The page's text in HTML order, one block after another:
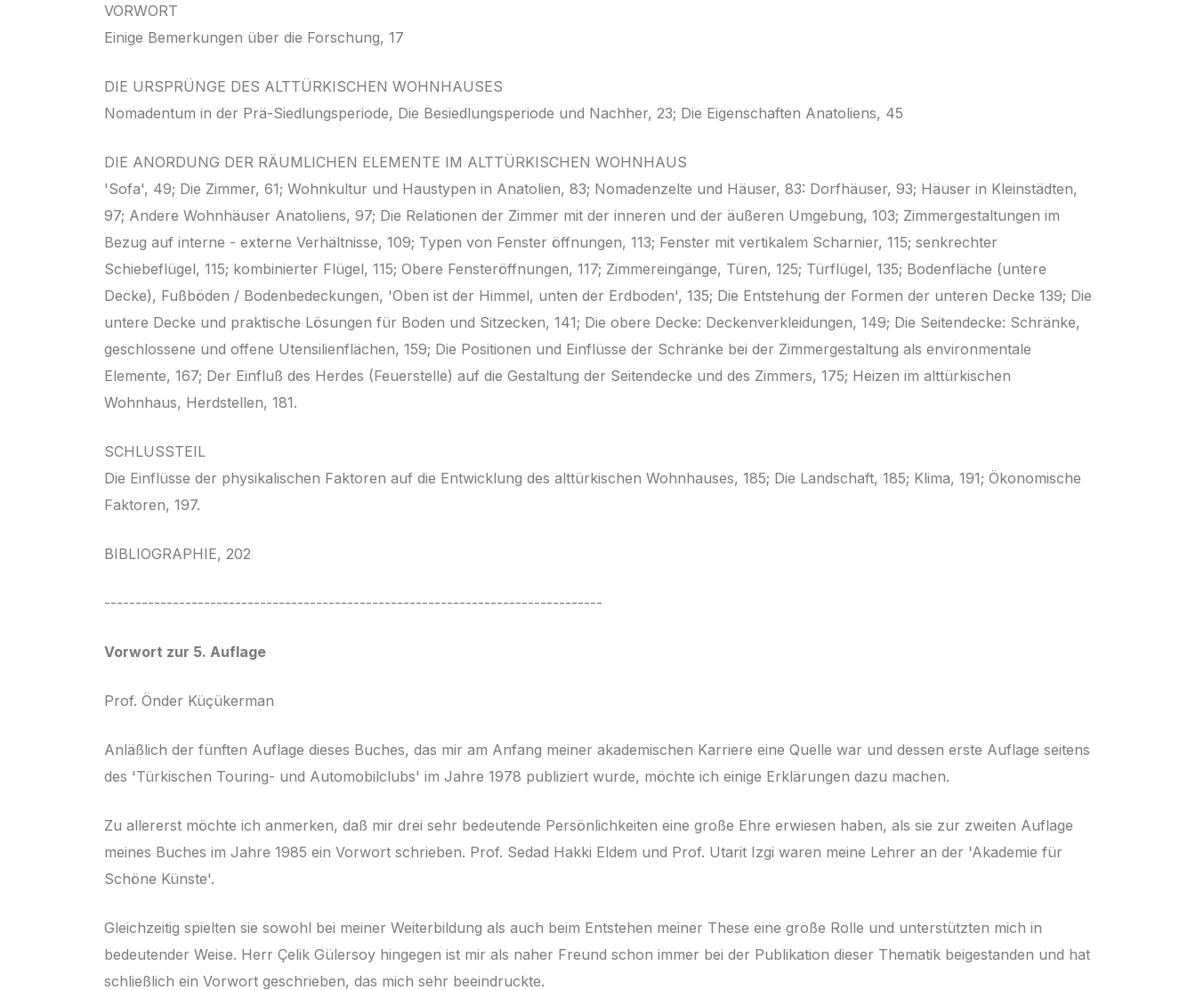
VORWORT
Einige Bemerkungen über die Forschung, 17
DIE URSPRÜNGE DES ALTTÜRKISCHEN WOHNHAUSES
Nomadentum in der Prä-Siedlungsperiode, Die Besiedlungsperiode und Nachher, 23; Die Eigenschaften Anatoliens, 45
DIE ANORDUNG DER RÄUMLICHEN ELEMENTE IM ALTTÜRKISCHEN WOHNHAUS
'Sofa', 49; Die Zimmer, 61; Wohnkultur und Haustypen in Anatolien, 83; Nomadenzelte und Häuser, 83: Dorfhäuser, 93; Häuser in Kleinstädten,
97; Andere Wohnhäuser Anatoliens, 97; Die Relationen der Zimmer mit der inneren und der äußeren Umgebung, 103; Zimmergestaltungen im
Bezug auf interne - externe Verhältnisse, 109; Typen von Fenster öffnungen, 113; Fenster mit vertikalem Scharnier, 115; senkrechter
Schiebeflügel, 115; kombinierter Flügel, 115; Obere Fensteröffnungen, 117; Zimmereingänge, Türen, 125; Türflügel, 135; Bodenfläche (untere
Decke), Fußböden / Bodenbedeckungen, 'Oben ist der Himmel, unten der Erdboden', 135; Die Entstehung der Formen der unteren Decke 139; Die
untere Decke und praktische Lösungen für Boden und Sitzecken, 141; Die obere Decke: Deckenverkleidungen, 149; Die Seitendecke: Schränke,
geschlossene und offene Utensilienflächen, 159; Die Positionen und Einflüsse der Schränke bei der Zimmergestaltung als environmentale
Elemente, 167; Der Einfluß des Herdes (Feuerstelle) auf die Gestaltung der Seitendecke und des Zimmers, 175; Heizen im alttürkischen
Wohnhaus, Herdstellen, 181.
SCHLUSSTEIL
Die Einflüsse der physikalischen Faktoren auf die Entwicklung des alttürkischen Wohnhauses, 185; Die Landschaft, 185; Klima, 191; Ökonomische
Faktoren, 197.
BIBLIOGRAPHIE, 202
--------------------------------------------------------------------------------
Vorwort zur 5. Auflage
Prof. Önder Küçükerman
Anläßlich der fünften Auflage dieses Buches, das mir am Anfang meiner akademischen Karriere eine Quelle war und dessen erste Auflage seitens
des 'Türkischen Touring- und Automobilclubs' im Jahre 1978 publiziert wurde, möchte ich einige Erklärungen dazu machen.
Zu allererst möchte ich anmerken, daß mir drei sehr bedeutende Persönlichkeiten eine große Ehre erwiesen haben, als sie zur zweiten Auflage
meines Buches im Jahre 1985 ein Vorwort schrieben. Prof. Sedad Hakki Eldem und Prof. Utarit Izgi waren meine Lehrer an der 'Akademie für
Schöne Künste'.
Gleichzeitig spielten sie sowohl bei meiner Weiterbildung als auch beim Entstehen meiner These eine große Rolle und unterstützten mich in
bedeutender Weise. Herr Çelik Gülersoy hingegen ist mir als naher Freund schon immer bei der Publikation dieser Thematik beigestanden und hat
schließlich ein Vorwort geschrieben, das mich sehr beeindruckte.